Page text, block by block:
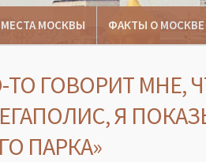
МОСКВЫ ФАКТЫ О МОСКВЕ
ТО ГОВОРИТ МНЕ,
Я
ПАРКА»